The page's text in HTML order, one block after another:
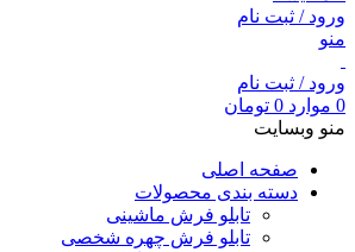
ورود / ثبت نام
منو
ورود / ثبت نام
0 موارد 0 تومان
منو وبسایت
صفحه اصلی
دسته بندی محصولات
تابلو فرش ماشینی
تابلو فرش چهره شخصی